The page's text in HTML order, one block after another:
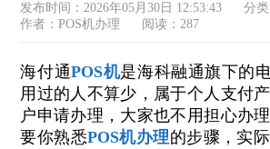
发布时间：2026年05月30日 12:53:43 分
作者：POS机办理
阅读：287
海付通POS机是海科融通旗下的
用过的人不算少，属于个人支付
户申请办理，大家也不用担心办
要你熟悉POS机办理的步骤，实